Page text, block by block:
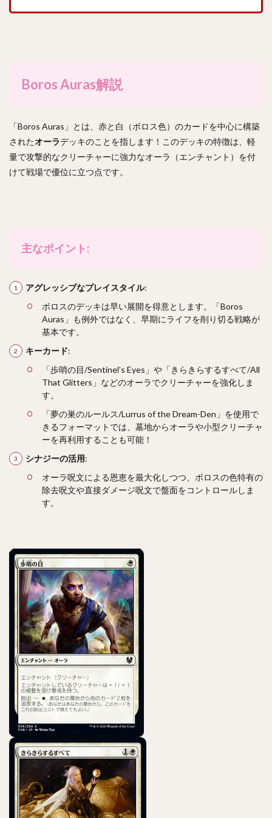
Boros Auras解説
「Boros Auras」とは、赤と白（ボロス色）のカードを中心に構築
されたオーラデッキのことを指します！このデッキの特徴は、軽
量で攻撃的なクリーチャーに強力なオーラ（エンチャント）を付
けて戦場で優位に立つ点です。
主なポイント:
アグレッシブなプレイスタイル:
ボロスのデッキは早い展開を得意とします。「Boros
Auras」も例外ではなく、早期にライフを削り切る戦略が
基本です。
キーカード:
「歩哨の目/Sentinel’s Eyes」や「きらきらするすべて/All
That Glitters」などのオーラでクリーチャーを強化しま
す。
「夢の巣のルールス/Lurrus of the Dream-Den」を使用で
きるフォーマットでは、墓地からオーラや小型クリーチャ
ーを再利用することも可能！
シナジーの活用:
オーラ呪文による恩恵を最大化しつつ、ボロスの色特有の
除去呪文や直接ダメージ呪文で盤面をコントロールしま
す。